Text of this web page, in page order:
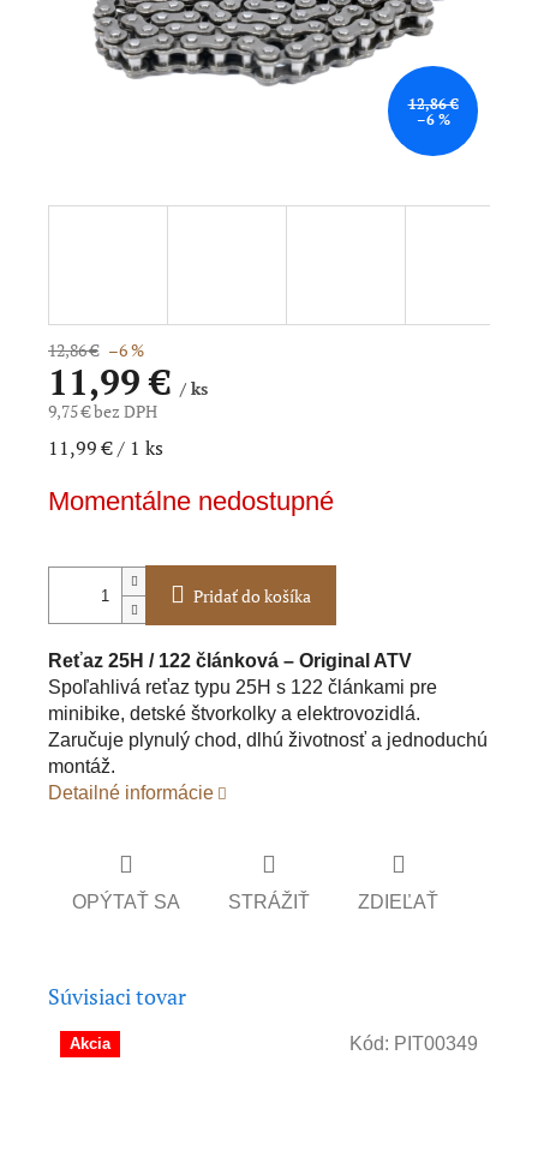
12,86 €
–6 %
12,86 € –6 %
11,99 €/ ks
9,75 € bez DPH
Jednotková
11,99 € / 1 ks
Momentálne nedostupné
Pridať do košíka
Reťaz 25H / 122 článková – Original ATV
Spoľahlivá reťaz typu 25H s 122 článkami pre
minibike, detské štvorkolky a elektrovozidlá.
Zaručuje plynulý chod, dlhú životnosť a jednoduchú
montáž.
Detailné informácie
OPÝTAŤ SA STRÁŽIŤ ZDIEĽAŤ
Súvisiaci tovar
Akcia Kód: PIT00349